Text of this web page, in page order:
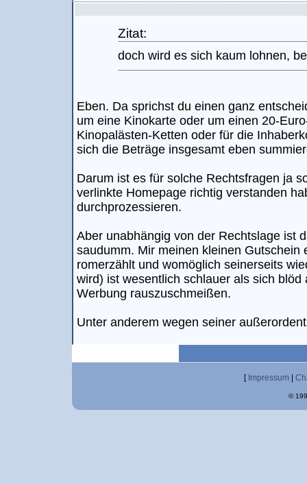
Zitat:
doch wird es sich kaum lohnen,
Eben. Da sprichst du einen ganz
um eine Kinokarte oder um einen 20-
Kinopalästen-Ketten oder für die
sich die Beträge insgesamt eben
Darum ist es für solche Rechtsfragen ja
verlinkte Homepage richtig verstanden
durchprozessieren.
Aber unabhängig von der Rechtslage ist
saudumm. Mir meinen kleinen
romerzählt und womöglich seinerseits
wird) ist wesentlich schlauer als sich
Werbung rauszuschmeißen.
Unter anderem wegen seiner
[ Impressum
©